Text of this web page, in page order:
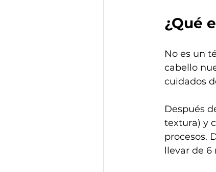
¿Qué
No es un
cabello
cuidados
Después
textura) y
procesos.
llevar de 6